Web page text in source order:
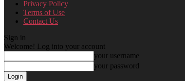
Privacy Policy
Terms of Use
Contact Us
Sign in
Welcome! Log into your account
your username
your password